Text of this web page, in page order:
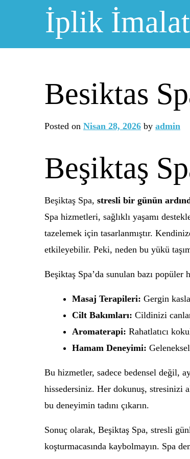
İplik İmalat
Besiktas
Posted on Nisan 28, 2026 by admin
Beşiktaş
Beşiktaş Spa, stresli bir günün
Spa hizmetleri, sağlıklı yaşamı
tazelemek için tasarlanmıştır.
etkileyebilir. Peki, neden bu yükü
Beşiktaş Spa’da sunulan bazı popüler
Masaj Terapileri: Gergin
Cilt Bakımları: Cildinizi
Aromaterapi: Rahatlatıcı
Hamam Deneyimi:
Bu hizmetler, sadece bedensel değil,
hissedersiniz. Her dokunuş, stresinizi
bu deneyimin tadını çıkarın.
Sonuç olarak, Beşiktaş Spa, stresli
koşturmacasında kaybolmayın. Spa